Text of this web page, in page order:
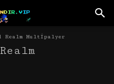
Realm Multipalyer